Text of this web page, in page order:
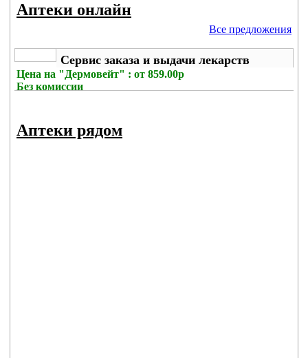
Аптеки онлайн
Все предложения
Сервис заказа и выдачи лекарств
Цена на "Дермовейт" : от 859.00р
Без комиссии
Аптеки рядом